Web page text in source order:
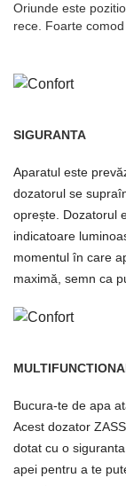
Oriunde este
rece. Foarte
SIGURANTA
Aparatul este
dozatorul se
oprește. Dozatorul
indicatoare
momentul în care
maximă, semn ca
Bucura-te de apa
Acest dozator
dotat cu o
apei pentru a te